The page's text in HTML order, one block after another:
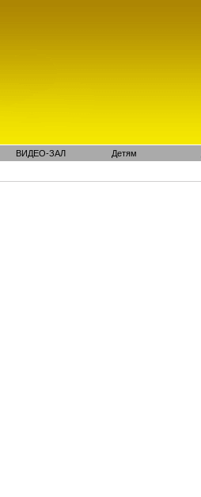
ВИДЕО-ЗАЛ Детям